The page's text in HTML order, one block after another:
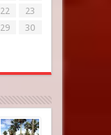
22
23
29
30